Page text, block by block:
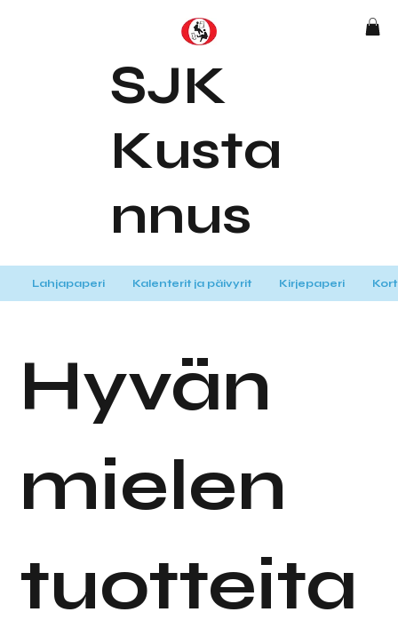
SJK
Kusta
nnus
Hyvän
mielen
tuotteita
Lahjapaperi Kalenterit ja päivyrit Kirjepaperi